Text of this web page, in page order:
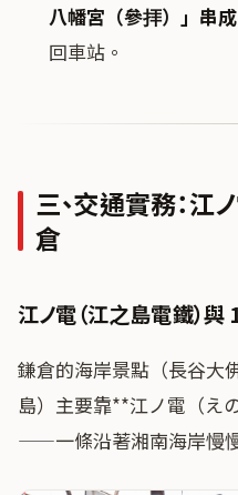
八幡宮（參拝）」串
回車站。
三、交通實務：
倉
江ノ電（江之島電鐵）與
鎌倉的海岸景點（長谷大
島）主要靠**江ノ電（え
——一條沿著湘南海岸慢